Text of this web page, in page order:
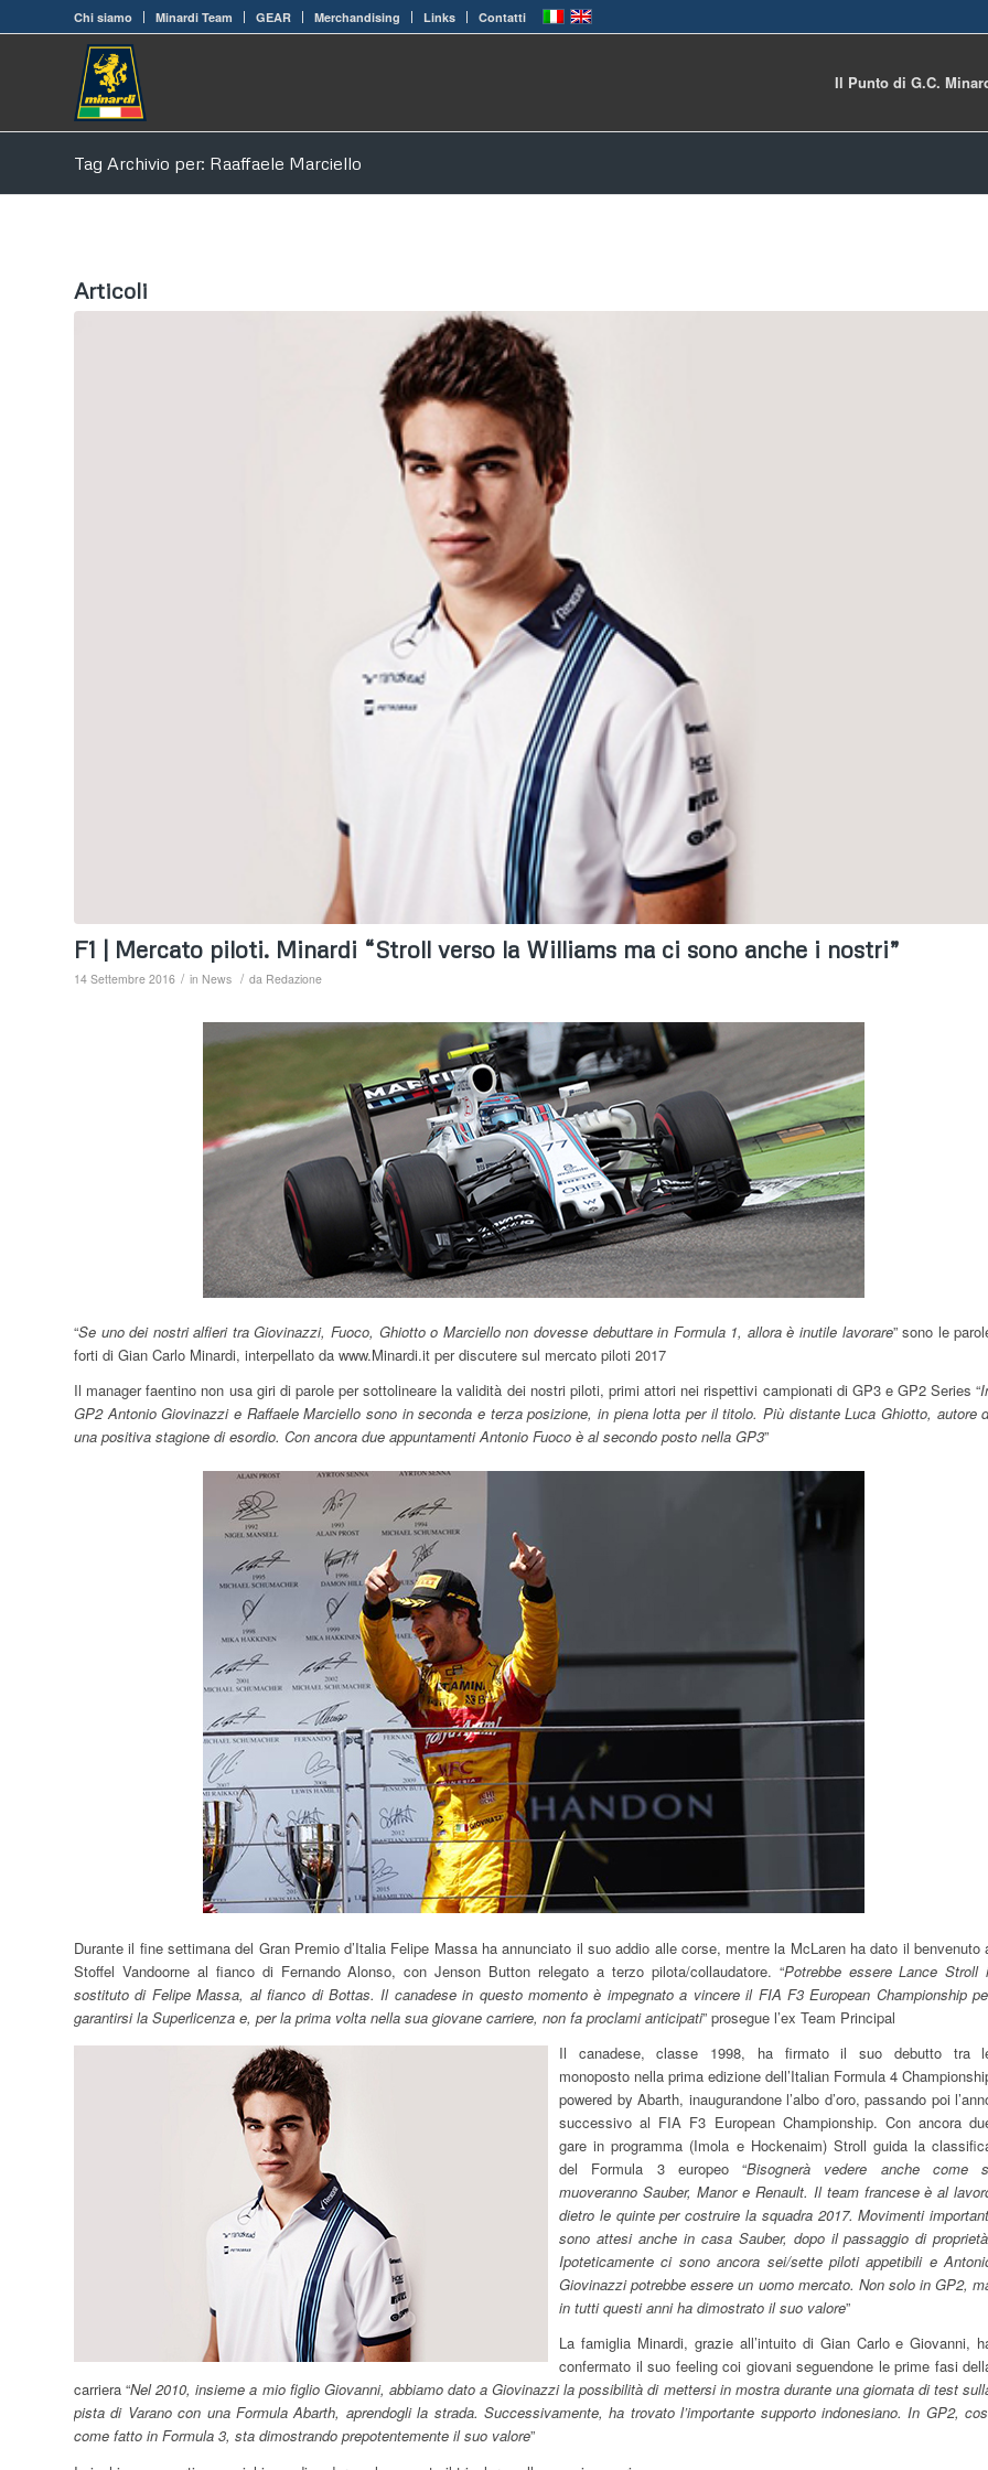
Chi siamo Minardi Team GEAR Merchandising Links Contatti
Il Punto di G.C.
Tag Archivio per: Raaffaele Marciello
Articoli
F1 | Mercato piloti. Minardi “Stroll verso la Williams ma ci sono anche i nostri”
14 Settembre 2016 / in News / da Redazione
“Se uno dei nostri alfieri tra Giovinazzi, Fuoco, Ghiotto o Marciello non dovesse debuttare in Formula 1, allora è inutile lavorare” sono le
forti di Gian Carlo Minardi, interpellato da www.Minardi.it per discutere sul mercato piloti 2017
Il manager faentino non usa giri di parole per sottolineare la validità dei nostri piloti, primi attori nei rispettivi campionati di GP3 e GP2 Series “
GP2 Antonio Giovinazzi e Raffaele Marciello sono in seconda e terza posizione, in piena lotta per il titolo. Più distante Luca Ghiotto, autore
una positiva stagione di esordio. Con ancora due appuntamenti Antonio Fuoco è al secondo posto nella GP3”
Durante il fine settimana del Gran Premio d’Italia Felipe Massa ha annunciato il suo addio alle corse, mentre la McLaren ha dato il benvenuto
Stoffel Vandoorne al fianco di Fernando Alonso, con Jenson Button relegato a terzo pilota/collaudatore. “Potrebbe essere Lance Stroll
sostituto di Felipe Massa, al fianco di Bottas. Il canadese in questo momento è impegnato a vincere il FIA F3 European Championship
garantirsi la Superlicenza e, per la prima volta nella sua giovane carriere, non fa proclami anticipati” prosegue l’ex Team Principal
Il canadese, classe 1998, ha firmato il suo debutto tra
monoposto nella prima edizione dell’Italian Formula 4
powered by Abarth, inaugurandone l’albo d’oro, passando poi
successivo al FIA F3 European Championship. Con ancora
gare in programma (Imola e Hockenaim) Stroll guida la
del Formula 3 europeo “Bisognerà vedere anche come
muoveranno Sauber, Manor e Renault. Il team francese è al
dietro le quinte per costruire la squadra 2017. Movimenti
sono attesi anche in casa Sauber, dopo il passaggio di
Ipoteticamente ci sono ancora sei/sette piloti appetibili e
Giovinazzi potrebbe essere un uomo mercato. Non solo in GP2,
in tutti questi anni ha dimostrato il suo valore”
La famiglia Minardi, grazie all’intuito di Gian Carlo e Giovanni,
confermato il suo feeling coi giovani seguendone le prime fasi
carriera “Nel 2010, insieme a mio figlio Giovanni, abbiamo dato a Giovinazzi la possibilità di mettersi in mostra durante una giornata di test
pista di Varano con una Formula Abarth, aprendogli la strada. Successivamente, ha trovato l’importante supporto indonesiano. In GP2,
come fatto in Formula 3, sta dimostrando prepotentemente il suo valore”